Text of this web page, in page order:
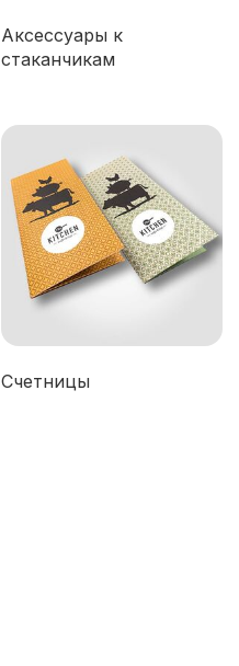
Аксессуары к
стаканчикам
Счетницы